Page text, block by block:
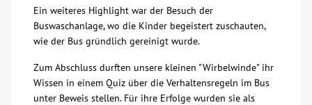
Suche
AWO BB Süd
Ein weiteres Highlight war der Besuch der
Buswaschanlage, wo die Kinder begeistert zuschauten,
wie der Bus gründlich gereinigt wurde.
Zum Abschluss durften unsere kleinen "Wirbelwinde" ihr
Wissen in einem Quiz über die Verhaltensregeln im Bus
unter Beweis stellen. Für ihre Erfolge wurden sie als